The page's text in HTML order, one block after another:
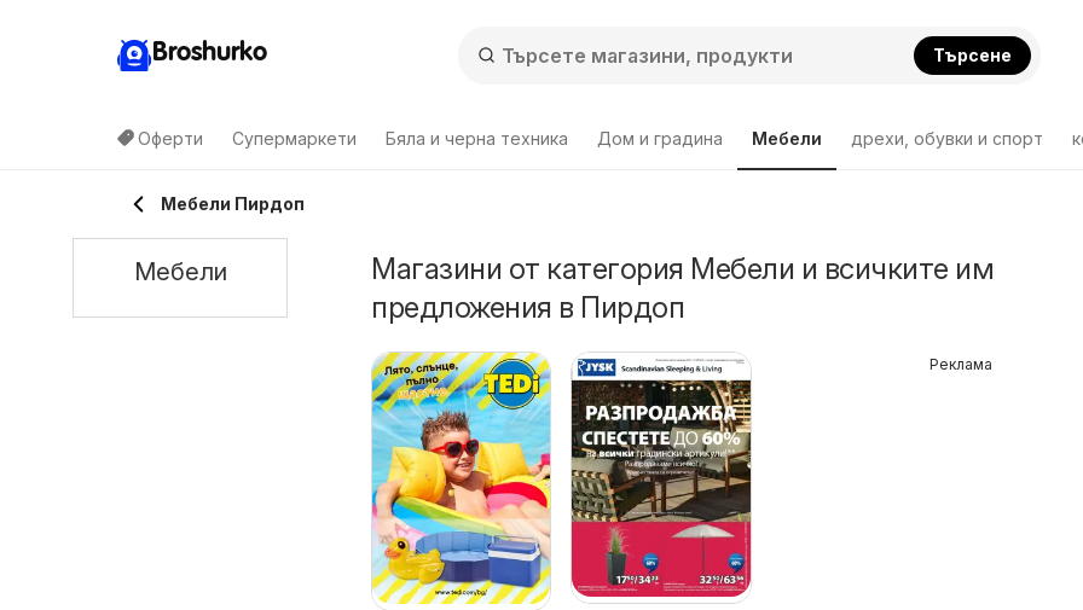
Broshurko Търсене
Оферти Супермаркети Бяла и черна техника Дом и градина Мебели дрехи, обувки и спорт
Мебели Пирдоп
Магазини от категория Мебели и всичките им
предложения в Пирдоп
Реклама
Мебели